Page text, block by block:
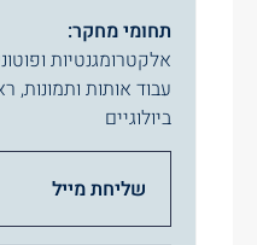
תחומי מחקר:
אלקטרומגנטיות
עבוד אותות ותמונות,
ביולוגיים
שליחת מייל